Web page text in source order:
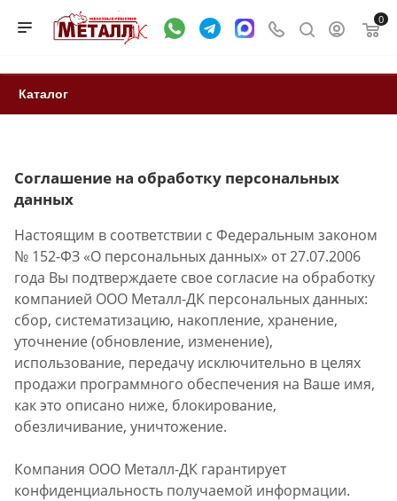
0
Каталог
Соглашение на обработку персональных
данных
Настоящим в соответствии с Федеральным законом
№ 152-ФЗ «О персональных данных» от 27.07.2006
года Вы подтверждаете свое согласие на обработку
компанией ООО Металл-ДК персональных данных:
сбор, систематизацию, накопление, хранение,
уточнение (обновление, изменение),
использование, передачу исключительно в целях
продажи программного обеспечения на Ваше имя,
как это описано ниже, блокирование,
обезличивание, уничтожение.
Компания ООО Металл-ДК гарантирует
конфиденциальность получаемой информации.